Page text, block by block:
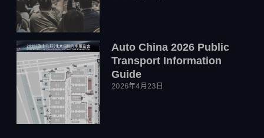
Auto China 2026 Public
Transport Information
Guide
2026年4月23日